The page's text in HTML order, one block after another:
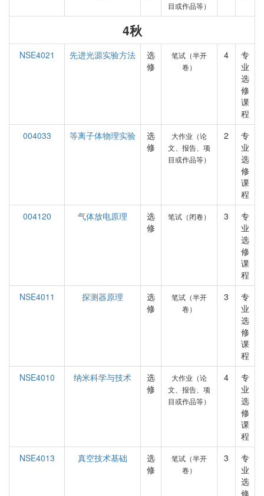
目或作品等）
4秋
NSE4021 先进光源实验方法
选
修
笔试（半开
卷）
4
专
业
选
修
课
程
004033
等离子体物理实验
选
修
大作业（论
文、报告、项
目或作品等）
2
专
业
选
修
课
程
004120
气体放电原理
选
修
笔试（闭卷） 3
专
业
选
修
课
程
NSE4011
探测器原理
选
修
笔试（半开
卷）
3
专
业
选
修
课
程
NSE4010
纳米科学与技术
选
修
大作业（论
文、报告、项
目或作品等）
4
专
业
选
修
课
程
NSE4013
真空技术基础
选
修
笔试（半开
卷）
3
专
业
选
修